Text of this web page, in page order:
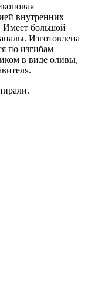
внутренних
Имеет большой
Изготовлена
по изгибам
в виде оливы,